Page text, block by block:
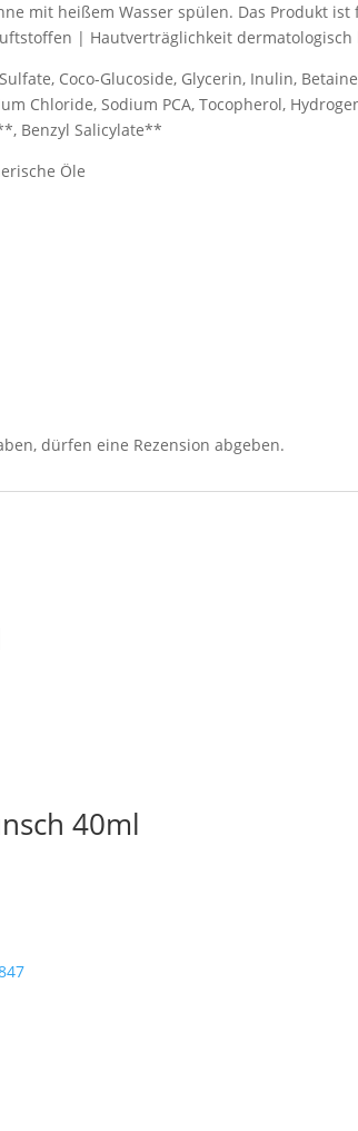
mit heißem Wasser spülen. Das Produkt
| Hautverträglichkeit dermatologisch
Coco-Glucoside, Glycerin, Inulin,
Chloride, Sodium PCA, Tocopherol,
Benzyl Salicylate**
Öle
dürfen eine Rezension abgeben.
40ml